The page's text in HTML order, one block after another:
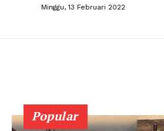
Minggu, 13 Februari 2022
Popular